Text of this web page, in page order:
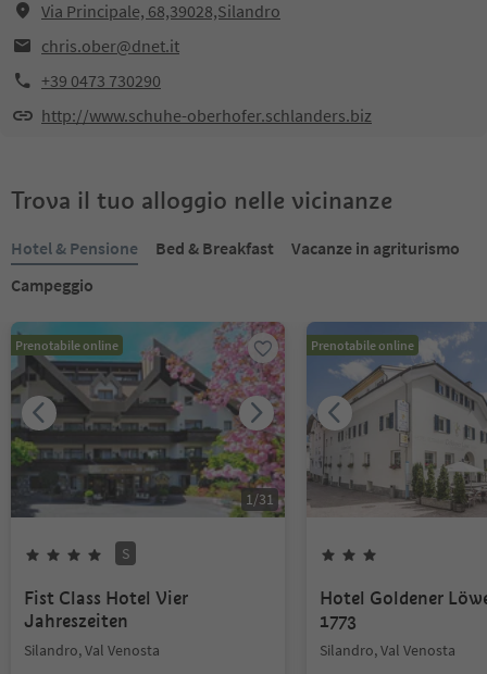
Via Principale, 68,39028,Silandro
chris.ober@dnet.it
+39 0473 730290
http://www.schuhe-oberhofer.schlanders.biz
Trova il tuo alloggio nelle vicinanze
Hotel & Pensione Bed & Breakfast
Vacanze in agriturismo
Campeggio
Prenotabile online
1/31
S
Fist Class Hotel Vier
Jahreszeiten
Silandro, Val Venosta
Prenotabile online
Hotel Goldener
1773
Silandro, Val Venosta